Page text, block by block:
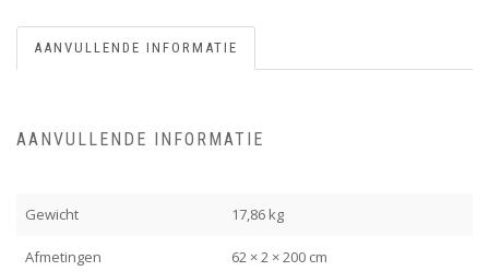
AANVULLENDE INFORMATIE
AANVULLENDE INFORMATIE
Gewicht 17,86 kg
Afmetingen 62 × 2 × 200 cm